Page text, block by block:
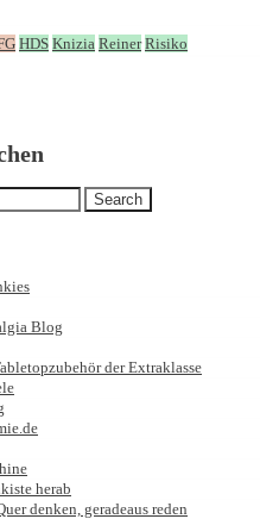
HDS Knizia Reiner Risiko
Blog
der Extraklasse
herab
denken, geradeaus reden